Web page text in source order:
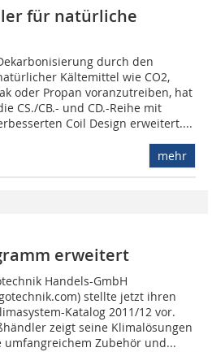
für natürliche
durch den
Kältemittel wie CO2,
oder Propan voranzutreiben, hat
CS./CB.- und CD.-Reihe mit
Coil Design erweitert....
mehr
erweitert
Handels-GmbH
stellte jetzt ihren
Katalog 2011/12 vor.
zeigt seine Klimalösungen
umfangreichem Zubehör und...